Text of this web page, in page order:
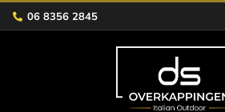
Skip
to
06 8356 2845